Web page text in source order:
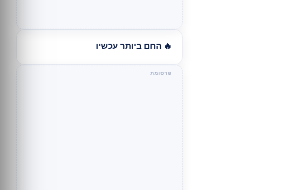
🔥 החם ביותר עכשיו